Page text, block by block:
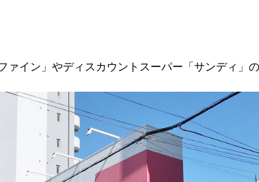
ァイン」やディスカウントスーパー「サンディ」